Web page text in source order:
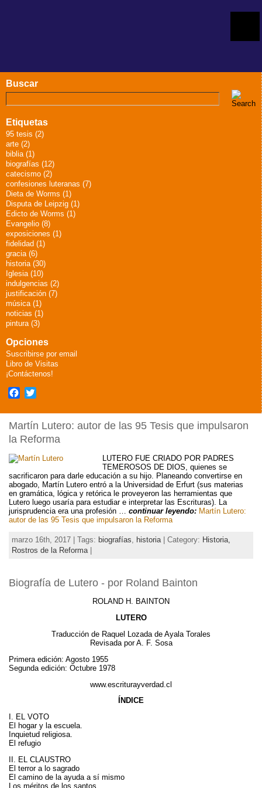
Buscar
Etiquetas
95 tesis (2)
arte (2)
biblia (1)
biografías (12)
catecismo (2)
confesiones luteranas (7)
Dieta de Worms (1)
Disputa de Leipzig (1)
Edicto de Worms (1)
Evangelio (8)
exposiciones (1)
fidelidad (1)
gracia (6)
historia (30)
Iglesia (10)
indulgencias (2)
justificación (7)
música (1)
noticias (1)
pintura (3)
Opciones
Suscribirse por email
Libro de Visitas
¡Contáctenos!
Facebook
Martín Lutero: autor de las 95 Tesis que impulsaron
la Reforma
LUTERO FUE CRIADO POR PADRES
TEMEROSOS DE DIOS, quienes se
sacrificaron para darle educación a su hijo. Planeando convertirse en
abogado, Martín Lutero entró a la Universidad de Erfurt (sus materias
en gramática, lógica y retórica le proveyeron las herramientas que
Lutero luego usaría para estudiar e interpretar las Escrituras). La
jurisprudencia era una profesión … continuar leyendo: Martín Lutero:
autor de las 95 Tesis que impulsaron la Reforma
marzo 16th, 2017 | Tags: biografías historia | Category: Historia,
Rostros de la Reforma |
Biografía de Lutero - por Roland Bainton
ROLAND H. BAINTON
LUTERO
Traducción de Raquel Lozada de Ayala Torales
Revisada por A. F. Sosa
Primera edición: Agosto 1955
Segunda edición: Octubre 1978
www.escriturayverdad.cl
ÍNDICE
I. EL VOTO
El hogar y la escuela.
Inquietud religiosa.
El refugio
II. EL CLAUSTRO
El terror a lo sagrado
El camino de la ayuda a sí mismo
Los méritos de los santos.